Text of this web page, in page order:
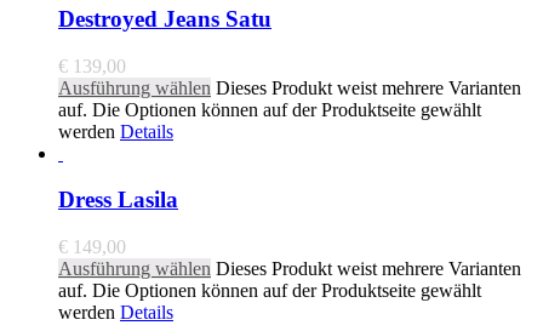
Destroyed Jeans Satu
€ 139,00
Ausführung wählen Dieses Produkt weist mehrere Varianten
auf. Die Optionen können auf der Produktseite gewählt
werden Details
Dress Lasila
€ 149,00
Ausführung wählen Dieses Produkt weist mehrere Varianten
auf. Die Optionen können auf der Produktseite gewählt
werden Details